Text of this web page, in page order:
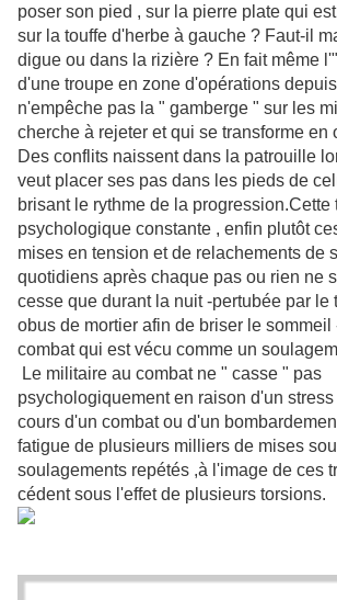
poser son pied , sur la pierre plate qui
sur la touffe d'herbe à gauche ? Faut-il
digue ou dans la rizière ? En fait même
d'une troupe en zone d'opérations
n'empêche pas la " gamberge " sur les
cherche à rejeter et qui se transforme en
Des conflits naissent dans la patrouille
veut placer ses pas dans les pieds de
brisant le rythme de la progression.Cette
psychologique constante , enfin plutôt
mises en tension et de relachements de
quotidiens après chaque pas ou rien ne
cesse que durant la nuit -pertubée par le
obus de mortier afin de briser le sommeil
combat qui est vécu comme un
Le militaire au combat ne " casse " pas
psychologiquement en raison d'un
cours d'un combat ou d'un
fatigue de plusieurs milliers de mises
soulagements repétés ,à l'image de ces
cédent sous l'effet de plusieurs torsions.